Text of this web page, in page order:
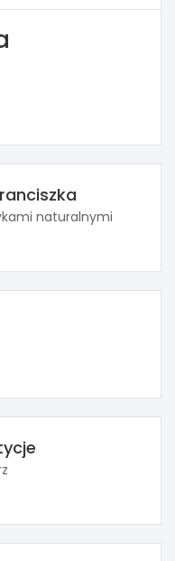
naturalnymi